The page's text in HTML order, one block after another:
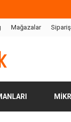
Mağazalar